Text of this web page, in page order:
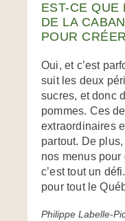
EST-CE QUE
DE LA
POUR
Oui, et c’est
suit les deux
sucres, et donc
pommes. Ces
extraordinaires
partout. De
nos menus
c’est tout un
pour tout le
Philippe Labelle-